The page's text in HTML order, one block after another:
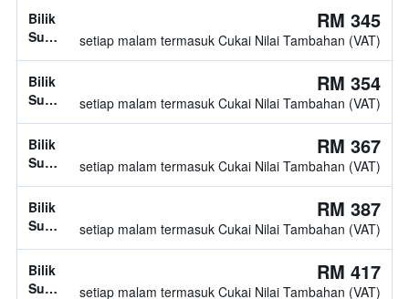
katil
tidak
diketahui
Bilik
Superior,
katil
tidak
diketahui
RM 345
setiap malam termasuk Cukai Nilai Tambahan (VAT)
Bilik
Superior,
katil
tidak
diketahui
RM 354
setiap malam termasuk Cukai Nilai Tambahan (VAT)
Bilik
Superior,
katil
tidak
diketahui
RM 367
setiap malam termasuk Cukai Nilai Tambahan (VAT)
Bilik
Superior,
katil
tidak
RM 387
setiap malam termasuk Cukai Nilai Tambahan (VAT)
Bilik
Superior,
RM 417
setiap malam termasuk Cukai Nilai Tambahan (VAT)